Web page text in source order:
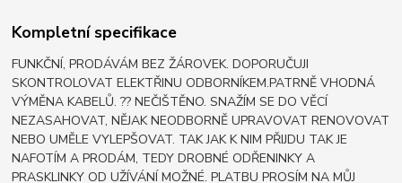
Kompletní specifikace
FUNKČNÍ, PRODÁVÁM BEZ ŽÁROVEK. DOPORUČUJI
SKONTROLOVAT ELEKTŘINU ODBORNÍKEM.PATRNĚ VHODNÁ
VÝMĚNA KABELŮ. ?? NEČIŠTĚNO. SNAŽÍM SE DO VĚCÍ
NEZASAHOVAT, NĚJAK NEODBORNĚ UPRAVOVAT RENOVOVAT
NEBO UMĚLE VYLEPŠOVAT. TAK JAK K NIM PŘIJDU TAK JE
NAFOTÍM A PRODÁM, TEDY DROBNÉ ODŘENINKY A
PRASKLINKY OD UŽÍVÁNÍ MOŽNÉ. PLATBU PROSÍM NA MŮJ